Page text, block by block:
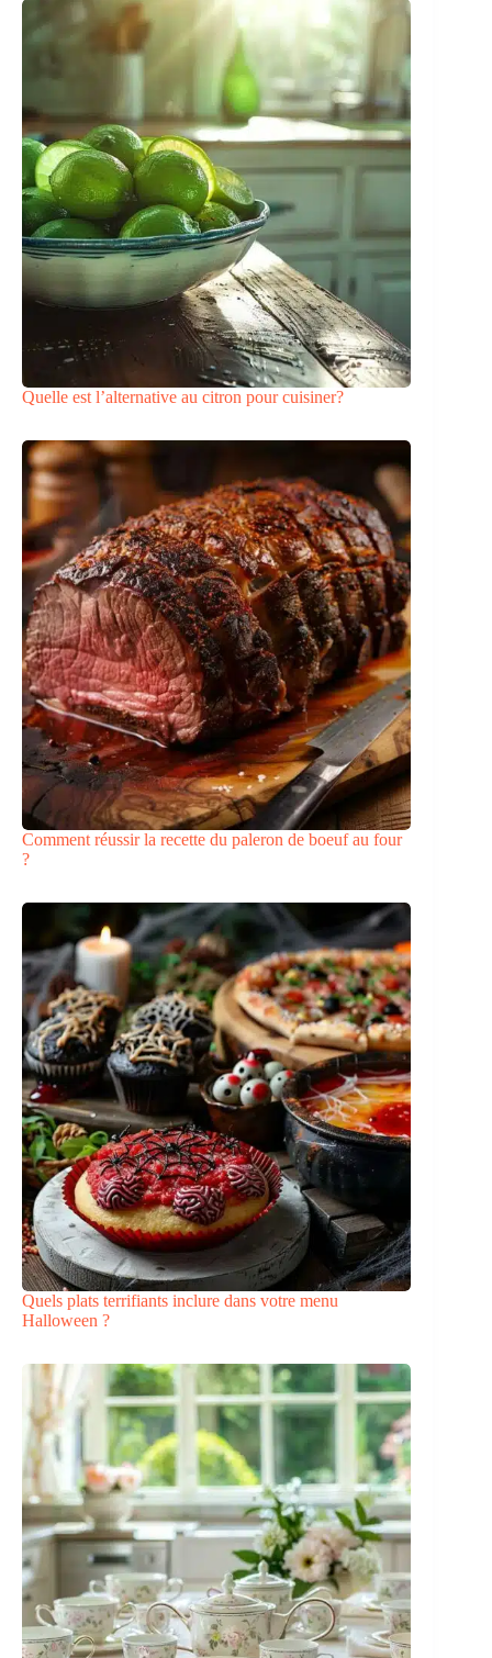
Quelle est l’alternative au citron pour cuisiner?
Comment réussir la recette du paleron de boeuf au four
?
Quels plats terrifiants inclure dans votre menu
Halloween ?